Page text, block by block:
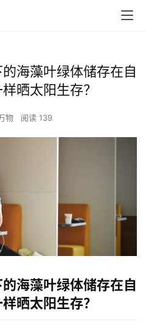
海藻叶绿体储存在自
晒太阳生存？
物 阅读 139
海藻叶绿体储存在自
晒太阳生存？